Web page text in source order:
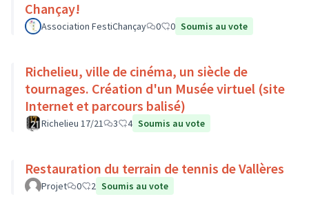
Chançay!
Association FestiChançay 0 0 Soumis au vote
Richelieu, ville de cinéma, un siècle de
tournages. Création d'un Musée virtuel (site
Internet et parcours balisé)
Richelieu 17/21 3 4 Soumis au vote
Restauration du terrain de tennis de Vallères
Projet 0 2 Soumis au vote